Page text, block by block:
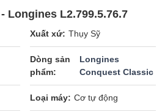
Longines L2.799.5.76.7
Xuất xứ Thụy Sỹ
Dòng sản
phẩm
Longines
Conquest Classic
Loại máy Cơ tự động